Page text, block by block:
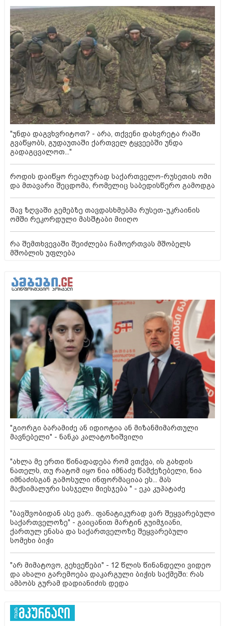
"უნდა დაგვხვრიტოთ? - არა, თქვენი დახვრეტა რაში
გვაწყობს, გუდაუთაში ქართველ ტყვეებში უნდა
გადაგცვალოთ..."
როდის დაიწყო რეალურად საქართველო-რუსეთის ომი
და მთავარი შეცდომა, რომელიც საბედისწერო გამოდგა
შავ ზღვაში გემებზე თავდასხმებმა რუსეთ-უკრაინის
ომში რეკორდული მასშტაბი მიიღო
რა შემთხვევაში შეიძლება ჩამოერთვას მშობელს
მშობლის უფლება
"გიორგი ბარამიძე ან იდიოტია ან მიზანმიმართული
მავნებელი" - ნანკა კალატოზიშვილი
"ახლა მე ერთი წინადადება რომ ვთქვა, ის გახდის
ნათელს, თუ რატომ იყო ნია იმნაძე წამქეზებელი, ნია
იმნაძისგან გამოსული ინფორმაციაა ეს... მას
მაქსიმალური სასჯელი მიესჯება " - ეკა კუპატაძე
"ბავშვობიდან ასე ვარ.. ფანატიკურად ვარ შეყვარებული
საქართველოზე" - გაიცანით მარტინ გუიმჯიანი,
ქართულ ენასა და საქართველოზე შეყვარებული
სომეხი ბიჭი
"არ მიმატოვო, გეხვეწები" - 12 წლის წინანდელი ვიდეო
და ახალი გარემოება დაკარგული ბიჭის საქმეში: რას
ამბობს გურამ დადიანიძის დედა